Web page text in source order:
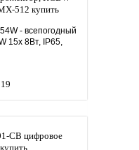
- всепогодный
15x 8Вт, IP65,